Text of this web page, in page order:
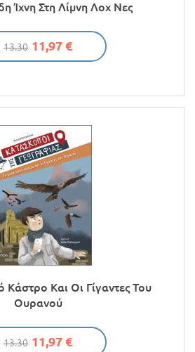
Ίχνη Στη Λίμνη Λοχ Νες
13.30 11,97 €
Κάστρο Και Οι Γίγαντες Του
Ουρανού
13.30 11,97 €